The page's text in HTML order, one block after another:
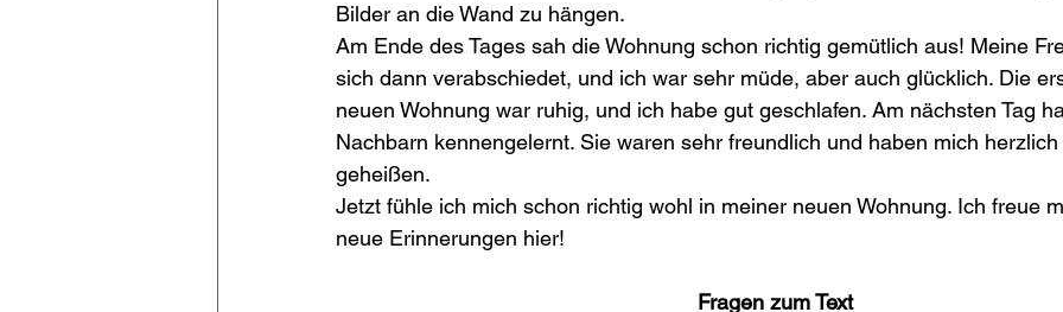
Bilder an die Wand zu hängen.
Am Ende des Tages sah die Wohnung schon richtig gemütlich aus! Meine
sich dann verabschiedet, und ich war sehr müde, aber auch glücklich. Die
neuen Wohnung war ruhig, und ich habe gut geschlafen. Am nächsten Tag
Nachbarn kennengelernt. Sie waren sehr freundlich und haben mich
geheißen.
Jetzt fühle ich mich schon richtig wohl in meiner neuen Wohnung. Ich freue
neue Erinnerungen hier!
Fragen zum Text